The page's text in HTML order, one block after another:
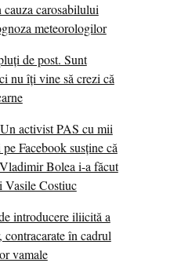
cauza carosabilului
meteorologilor
de post. Sunt
nu îți vine să crezi că
activist PAS cu mii
Facebook susține că
Bolea i-a făcut
Vasile Costiuc
introducere iliicită a
contracarate în cadrul
vamale